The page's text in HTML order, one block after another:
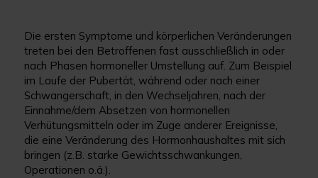
Die ersten Symptome und körperlichen Veränderungen
treten bei den Betroffenen fast ausschließlich in oder
nach Phasen hormoneller Umstellung auf. Zum Beispiel
im Laufe der Pubertät, während oder nach einer
Schwangerschaft, in den Wechseljahren, nach der
Einnahme/dem Absetzen von hormonellen
Verhütungsmitteln oder im Zuge anderer Ereignisse,
die eine Veränderung des Hormonhaushaltes mit sich
bringen (z.B. starke Gewichtsschwankungen,
Operationen o.ä.).